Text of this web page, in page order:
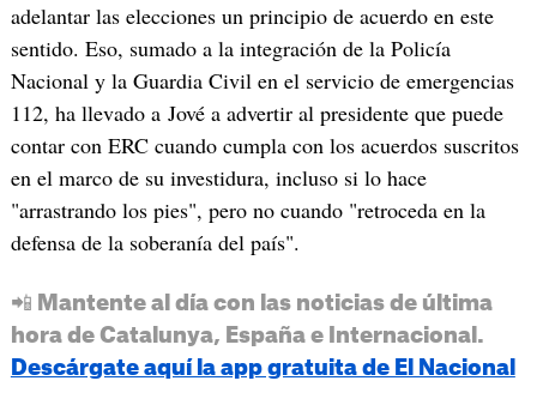
adelantar las elecciones un principio de acuerdo en este
sentido. Eso, sumado a la integración de la Policía
Nacional y la Guardia Civil en el servicio de emergencias
112, ha llevado a Jové a advertir al presidente que puede
contar con ERC cuando cumpla con los acuerdos suscritos
en el marco de su investidura, incluso si lo hace
"arrastrando los pies", pero no cuando "retroceda en la
defensa de la soberanía del país".
📲 Mantente al día con las noticias de última
hora de Catalunya, España e Internacional.
Descárgate aquí la app gratuita de El Nacional